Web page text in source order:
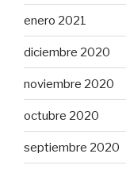
enero 2021
diciembre 2020
noviembre 2020
octubre 2020
septiembre 2020